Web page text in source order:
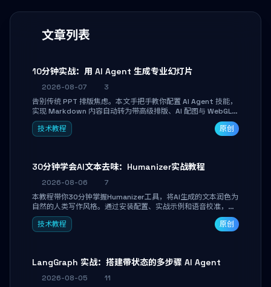
文章列表
10分钟实战：用 AI Agent 生成专业幻灯片
2026-08-07
3
告别传统 PPT 排版焦虑。本文手把手教你配置 AI Agent 技能，
实现 Markdown 内容自动转为带高级排版、AI 配图与 WebGL
运行时的 HTML 幻灯片。只需专注内容，10 分钟即可产出可投
屏的专业级演示文稿。
技术教程 原创
30分钟学会AI文本去味：Humanizer实战教程
2026-08-06
7
本教程带你30分钟掌握Humanizer工具，将AI生成的文本润色为
自然的人类写作风格。通过安装配置、实战示例和语音校准，让
你的内容告别AI痕迹，匹配个人写作习惯，适合内容创作者和技
术博主。
技术教程 原创
LangGraph 实战：搭建带状态的多步骤 AI Agent
2026-08-05
11